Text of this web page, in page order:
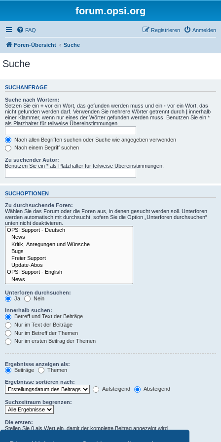
forum.opsi.org
FAQ Anmelden
Registrieren
Foren-Übersicht Suche
Suche
SUCHANFRAGE
Suche nach Wörtern:
Setzen Sie ein + vor ein Wort, das gefunden werden muss und ein - vor ein Wort, das
nicht gefunden werden darf. Verwenden Sie mehrere Wörter getrennt durch | innerhalb
einer Klammer, wenn nur eines der Wörter gefunden werden muss. Benutzen Sie ein *
als Platzhalter für teilweise Übereinstimmungen.
Nach allen Begriffen suchen oder Suche wie angegeben verwenden
Nach einem Begriff suchen
Zu suchender Autor:
Benutzen Sie ein * als Platzhalter für teilweise Übereinstimmungen.
SUCHOPTIONEN
Zu durchsuchende Foren:
Wählen Sie das Forum oder die Foren aus, in denen gesucht werden soll. Unterforen
werden automatisch mit durchsucht, sofern Sie die Option „Unterforen durchsuchen“
unten nicht deaktivieren.
Unterforen durchsuchen:
Ja
Nein
Innerhalb suchen:
Betreff und Text der Beiträge
Nur im Text der Beiträge
Nur im Betreff der Themen
Nur im ersten Beitrag der Themen
Ergebnisse anzeigen als:
Beiträge
Themen
Ergebnisse sortieren nach:
Aufsteigend
Absteigend
Suchzeitraum begrenzen:
Die ersten:
Stellen Sie 0 als Wert ein, damit der komplette Beitrag angezeigt wird.